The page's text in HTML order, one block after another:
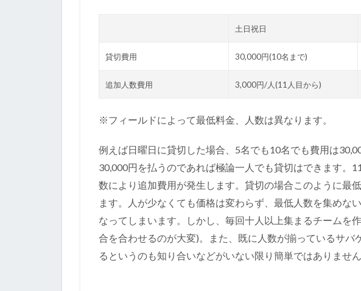
土日祝日
貸切費用 30,000円(10名まで)
追加人数費用 3,000円/人(11人目から)
※フィールドによって最低料金、人数は異なります。
例えば日曜日に貸切した場合、5名でも10名でも費用は
30,000円を払うのであれば極論一人でも貸切はできます。
数により追加費用が発生します。貸切の場合このように最
ます。人が少なくても価格は変わらず、最低人数を集めな
なってしまいます。しかし、毎回十人以上集まるチームを
合を合わせるのが大変)。また、既に人数が揃っているサバ
るというのも知り合いなどがいない限り簡単ではありません